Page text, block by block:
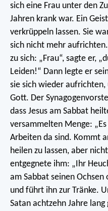
sich eine Frau unter den
Jahren krank war. Ein
verkrüppeln lassen. Sie
sich nicht mehr
zu sich: „Frau“, sagte er,
Leiden!“ Dann legte er
sie sich wieder
Gott. Der
dass Jesus am Sabbat
versammelten Menge:
Arbeiten da sind. Kommt
heilen zu lassen, aber
entgegnete ihm: „Ihr
am Sabbat seinen
und führt ihn zur Tränke.
Satan achtzehn Jahre